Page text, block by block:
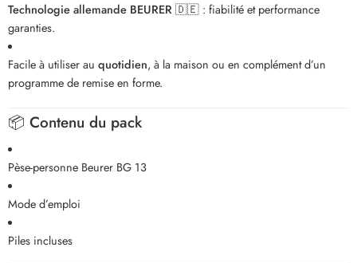
Technologie allemande BEURER🇩🇪 : fiabilité et performance
garanties.
Facile à utiliser au quotidien, à la maison ou en complément d’un
programme de remise en forme.
📦 Contenu du pack
Pèse-personne Beurer BG 13
Mode d’emploi
Piles incluses